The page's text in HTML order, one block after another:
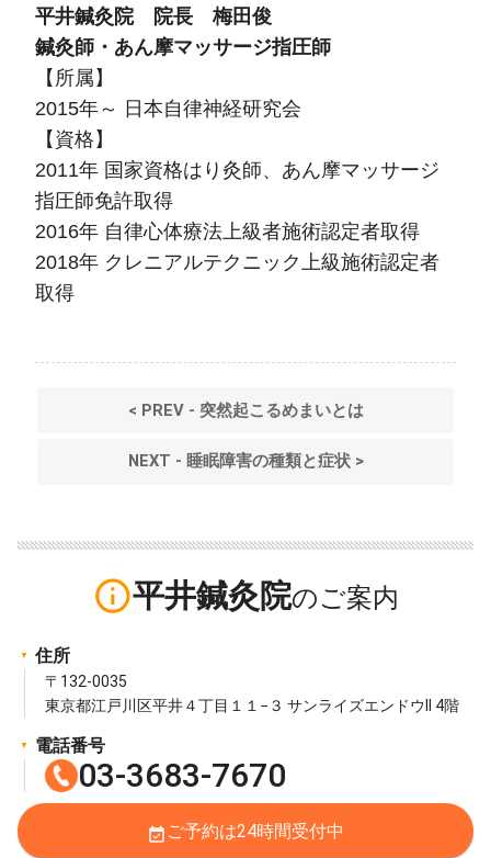
平井鍼灸院 院長 梅田俊
鍼灸師・あん摩マッサージ指圧師
【所属】
2015年～ 日本自律神経研究会
【資格】
2011年 国家資格はり灸師、あん摩マッサージ
指圧師免許取得
2016年 自律心体療法上級者施術認定者取得
2018年 クレニアルテクニック上級施術認定者
取得
< PREV - 突然起こるめまいとは
NEXT - 睡眠障害の種類と症状 >
info_outline平井鍼灸院
住所
〒132-0035
東京都江戸川区平井４丁目１１−３ サンライズエンドウII 4階
電話番号
03-3683-7670
event_available ご予約は24時間受付中